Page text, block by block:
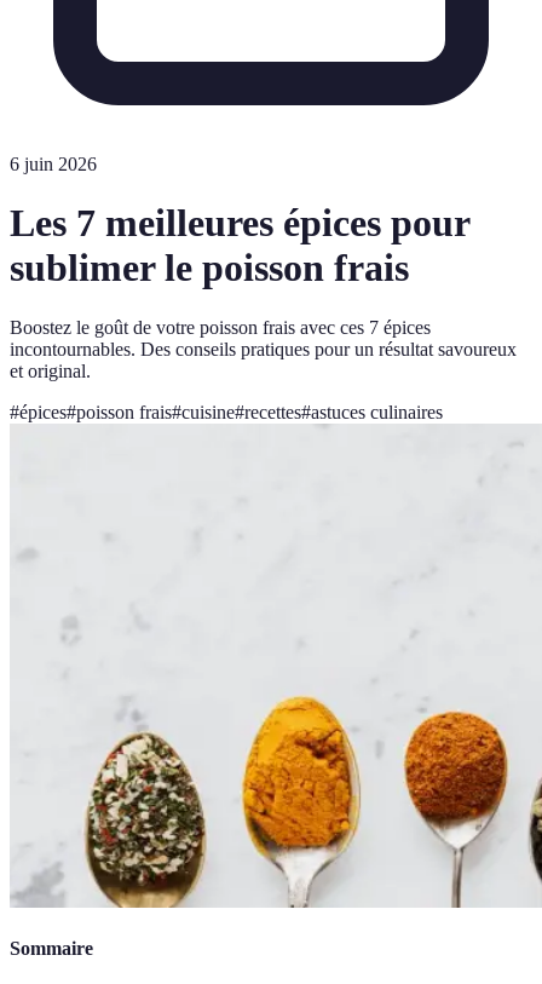
6 juin 2026
Les 7 meilleures épices pour
sublimer le poisson frais
Boostez le goût de votre poisson frais avec ces 7 épices
incontournables. Des conseils pratiques pour un résultat savoureux
et original.
#épices#poisson frais#cuisine#recettes#astuces culinaires
Sommaire